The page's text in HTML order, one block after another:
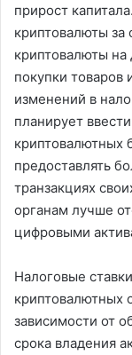
прирост
криптовалюты
криптовалюты на
покупки товаров
изменений в
планирует
криптовалютных
предоставлять
транзакциях
органам лучше
цифровыми
Налоговые
криптовалютных
зависимости от
срока владения